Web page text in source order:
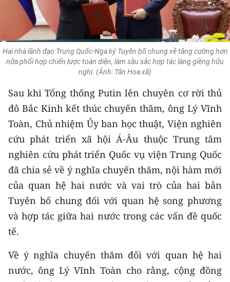
MÔI TRƯỜNG
BẠN ĐỌC
KIỂM CHỨNG THÔNG TIN
TRI THỨC CHUYÊN SÂU
54 DÂN TỘC VIỆT NAM
CHƯƠNG TRÌNH OCOP - MỖI XÃ
MỘT SẢN PHẨM
RADIO
MEDIA CENTER
E-Magazine
Video
Media Chính trị
Hai nhà lãnh đạo Trung Quốc-Nga ký Tuyên bố chung về tăng cường hơn
nữa phối hợp chiến lược toàn diện, làm sâu sắc hợp tác láng giềng hữu
nghị. (Ảnh: Tân Hoa xã)
Sau khi Tổng thống Putin lên chuyên cơ rời thủ
đô Bắc Kinh kết thúc chuyến thăm, ông Lý Vĩnh
Toàn, Chủ nhiệm Ủy ban học thuật, Viện nghiên
cứu phát triển xã hội Á-Âu thuộc Trung tâm
nghiên cứu phát triển Quốc vụ viện Trung Quốc
đã chia sẻ về ý nghĩa chuyến thăm, nội hàm mới
của quan hệ hai nước và vai trò của hai bản
Tuyên bố chung đối với quan hệ song phương
và hợp tác giữa hai nước trong các vấn đề quốc
tế.
Về ý nghĩa chuyến thăm đối với quan hệ hai
nước, ông Lý Vĩnh Toàn cho rằng, cộng đồng